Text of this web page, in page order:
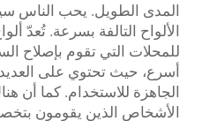
المدى الطويل. يحب الناس
الألواح التالفة بسرعة. تُعدّ
للمحلات التي تقوم بإصلاح
أسرع، حيث تحتوي على العديد
الجاهزة للاستخدام. كما أن
الأشخاص الذين يقومون